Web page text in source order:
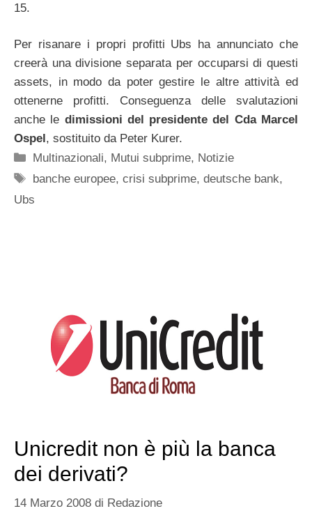
15.
Per risanare i propri profitti Ubs ha annunciato che
creerà una divisione separata per occuparsi di questi
assets, in modo da poter gestire le altre attività ed
ottenerne profitti. Conseguenza delle svalutazioni
anche le dimissioni del presidente del Cda Marcel
Ospel , sostituito da Peter Kurer.
Categorie
Multinazionali, Mutui subprime, Notizie
Tag
banche europee,crisi subprime,deutsche bank,
Ubs
Unicredit non è più la banca
dei derivati?
14 Marzo 2008 di Redazione